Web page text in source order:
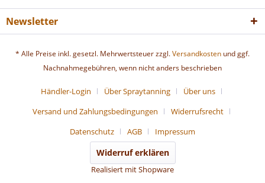
Newsletter
* Alle Preise inkl. gesetzl. Mehrwertsteuer zzgl.Versandkosten und ggf.
Nachnahmegebühren, wenn nicht anders beschrieben
Händler-Login Über Spraytanning
Über uns
Versand und Zahlungsbedingungen
Widerrufsrecht
Datenschutz
AGB Impressum
Widerruf erklären
Realisiert mit Shopware